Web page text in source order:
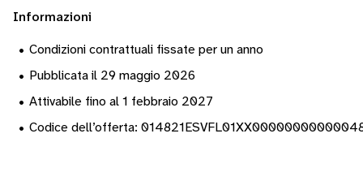
Informazioni
• Condizioni contrattuali fissate per un anno
• Pubblicata il 29 maggio 2026
• Attivabile fino al 1 febbraio 2027
• Codice dell’offerta: